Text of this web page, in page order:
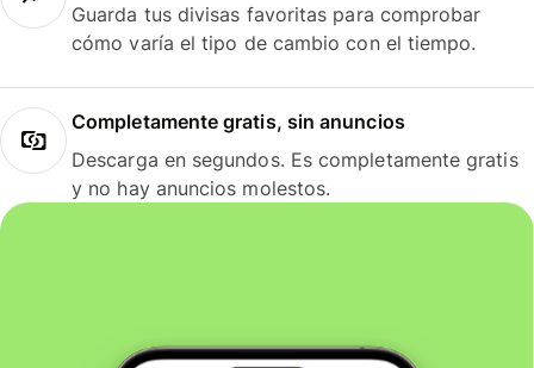
Guarda tus divisas favoritas para comprobar
cómo varía el tipo de cambio con el tiempo.
Completamente gratis, sin anuncios
Descarga en segundos. Es completamente gratis
y no hay anuncios molestos.